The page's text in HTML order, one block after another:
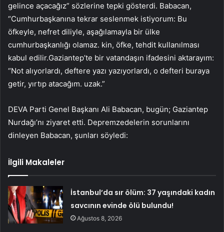
gelince açacağız” sözlerine tepki gösterdi. Babacan,
“Cumhurbaşkanına tekrar seslenmek istiyorum: Bu
öfkeyle, nefret diliyle, aşağılamayla bir ülke
cumhurbaşkanlığı olamaz. kin, öfke, tehdit kullanılması
kabul edilir.Gaziantep’te bir vatandaşın ifadesini aktarayım:
“Not alıyorlardı, deftere yazı yazıyorlardı, o defteri buraya
getir, yırtıp atacağım. uzak.”
DEVA Parti Genel Başkanı Ali Babacan, bugün; Gaziantep
Nurdağı’nı ziyaret etti. Depremzedelerin sorunlarını
dinleyen Babacan, şunları söyledi:
İlgili Makaleler
İstanbul’da sır ölüm: 37 yaşındaki kadın
savcının evinde ölü bulundu!
Ağustos 8, 2026